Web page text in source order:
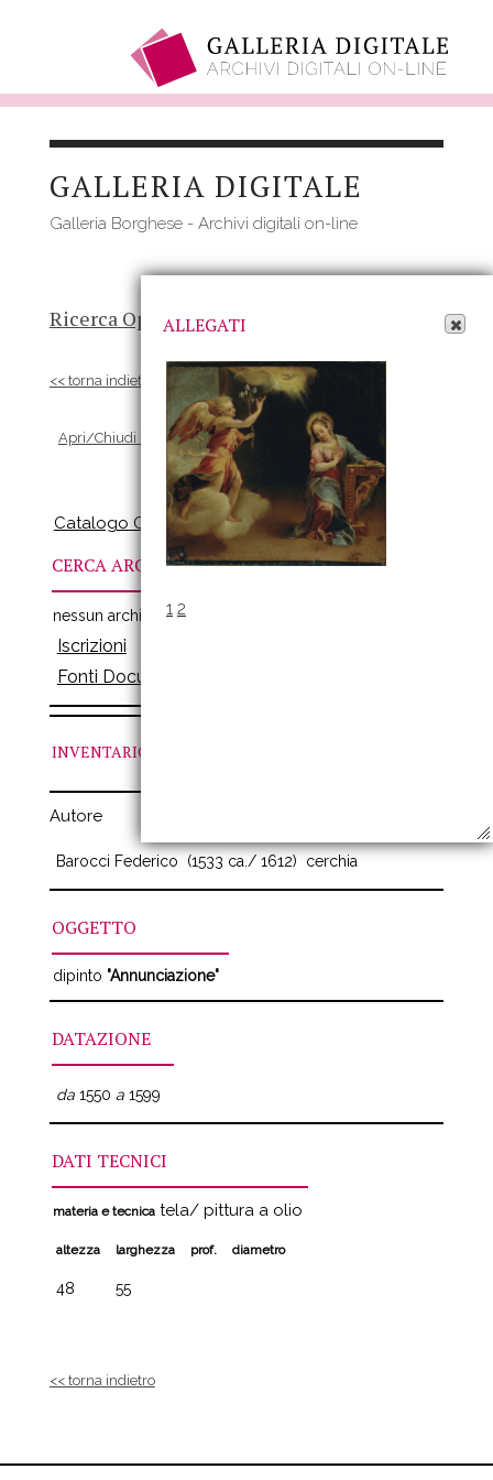
contenutoGALLERIA DIGITALE
Galleria Borghese - Archivi digitali on-line
Ricerca Opere-Risultato
<< torna indietro
Apri/Chiudi scheda Allegati
Catalogo Online
CERCA ARCHIVI
nessun archivioArchivio Inventari
Iscrizioni
Fonti Documenti
INVENTARIO
Autore
Barocci Federico (1533 ca./ 1612) cerchia
OGGETTO
dipinto "Annunciazione"
DATAZIONE
da1550 a1599
DATI TECNICI
materia e tecnicatela/ pittura a olio
altezza larghezza prof. diametro
48 55
<< torna indietro
ALLEGATI
1 2